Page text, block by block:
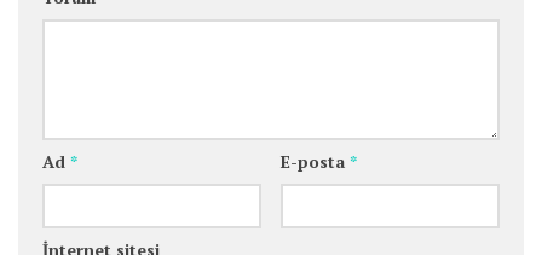
Ad * E-posta *
İnternet sitesi